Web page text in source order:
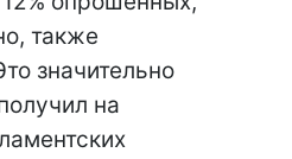
также
значительно
на